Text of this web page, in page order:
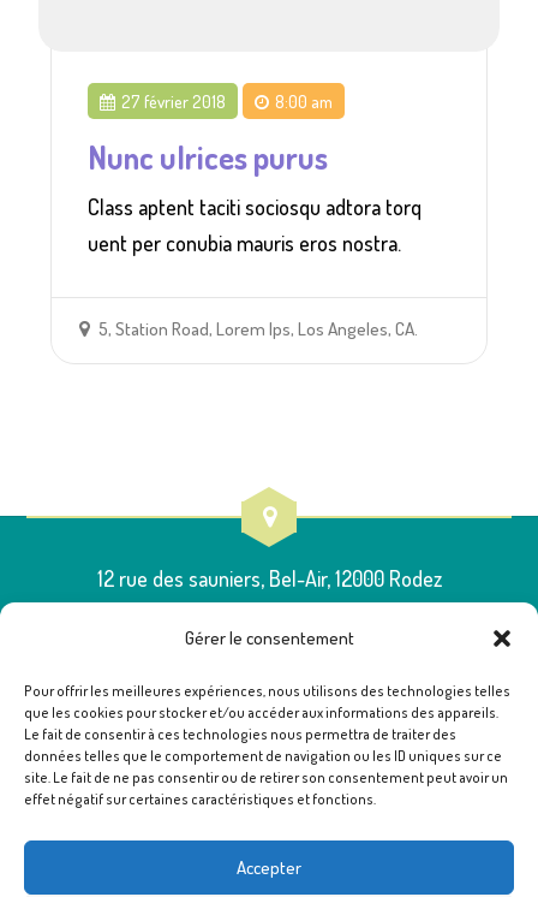
Gérer le consentement
Pour offrir les meilleures expériences, nous utilisons des technologies telles
que les cookies pour stocker et/ou accéder aux informations des appareils.
Le fait de consentir à ces technologies nous permettra de traiter des
données telles que le comportement de navigation ou les ID uniques sur ce
site. Le fait de ne pas consentir ou de retirer son consentement peut avoir un
effet négatif sur certaines caractéristiques et fonctions.
Accepter
27 février 2018 8:00 am
Nunc ulrices purus
Class aptent taciti sociosqu adtora torq
uent per conubia mauris eros nostra.
5, Station Road, Lorem Ips, Los Angeles, CA.
12 rue des sauniers, Bel-Air, 12000 Rodez
05 65 75 54 00
poleressources12@famillesrurales.org